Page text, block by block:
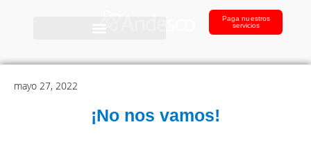
Paga nuestros
servicios
mayo 27, 2022
¡No nos vamos!